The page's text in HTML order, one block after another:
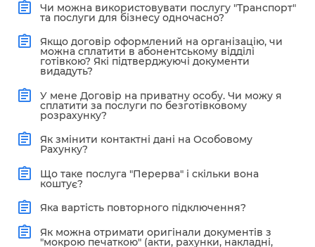
Чи можна використовувати послугу "Транспорт"
та послуги для бізнесу одночасно?
Якщо договір оформлений на організацію, чи
можна сплатити в абонентському відділі
готівкою? Які підтверджуючі документи
видадуть?
У мене Договір на приватну особу. Чи можу я
сплатити за послуги по безготівковому
розрахунку?
Як змінити контактні дані на Особовому
Рахунку?
Що таке послуга "Перерва" і скільки вона
коштує?
Яка вартість повторного підключення?
Як можна отримати оригінали документів з
"мокрою печаткою" (акти, рахунки, накладні,